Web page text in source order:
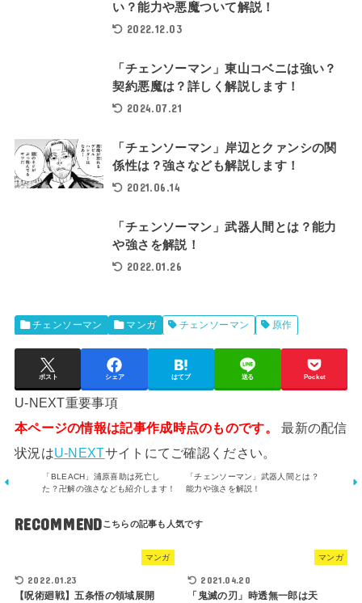
い？能力や悪魔ついて解説！
2022.12.03
「チェンソーマン」東山コベニは強い？
契約悪魔は？詳しく解説します！
2024.07.21
「チェンソーマン」岸辺とクァンシの関
係性は？強さなども解説します！
2021.06.14
「チェンソーマン」武器人間とは？能力
や強さを解説！
2022.01.26
チェンソーマン マンガ チェンソーマン 原作
ポスト シェア はてブ 送る Pocket
U-NEXT重要事項
本ページの情報は記事作成時点のものです。
最新の配信
状況はU-NEXTサイトにてご確認ください。
「BLEACH」浦原喜助は死亡し
た？卍解の強さなども紹介します！
「チェンソーマン」武器人間とは？
能力や強さを解説！
RECOMMEND
マンガ
2022.01.23
【呪術廻戦】五条悟の領域展開
マンガ
2021.04.20
「鬼滅の刃」時透無一郎は天